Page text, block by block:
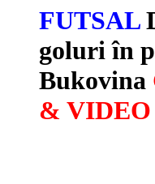
FUTSAL
goluri în
Bukovina
& VIDEO